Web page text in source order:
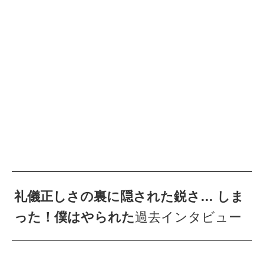
礼儀正しさの裏に隠された鋭さ… しま
った！僕はやられた過去インタビュー